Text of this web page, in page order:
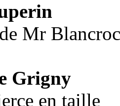
Mr
Grigny
en taille